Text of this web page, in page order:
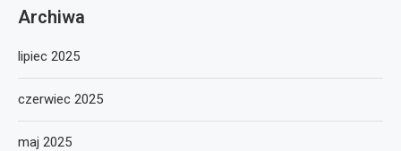
Archiwa
lipiec 2025
czerwiec 2025
maj 2025